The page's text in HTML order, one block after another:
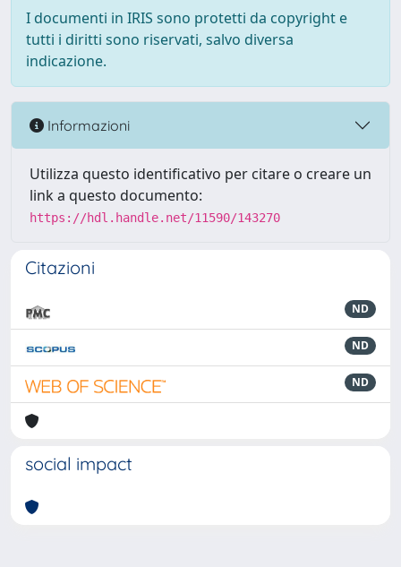
I documenti in IRIS sono protetti da copyright e
tutti i diritti sono riservati, salvo diversa
indicazione.
Informazioni
Utilizza questo identificativo per citare o creare un
link a questo documento:
https://hdl.handle.net/11590/143270
Citazioni
ND
ND
ND
social impact